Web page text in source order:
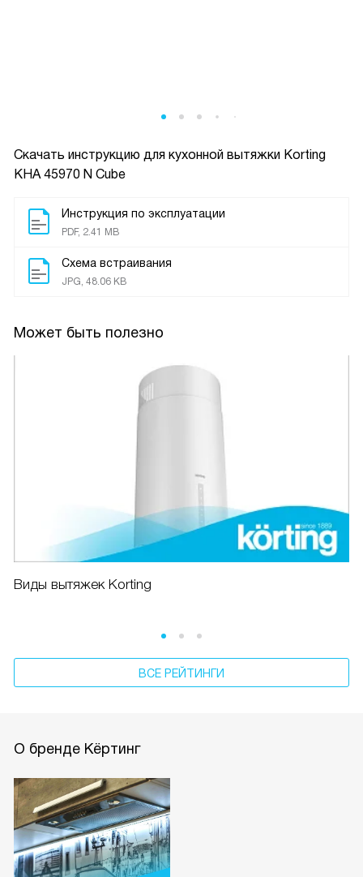
Скачать инструкцию для кухонной вытяжки Korting
KHA 45970 N Cube
Инструкция по эксплуатации
PDF, 2.41 MB
Схема встраивания
JPG, 48.06 KB
Может быть полезно
Виды вытяжек Korting
ВСЕ РЕЙТИНГИ
О бренде Кёртинг